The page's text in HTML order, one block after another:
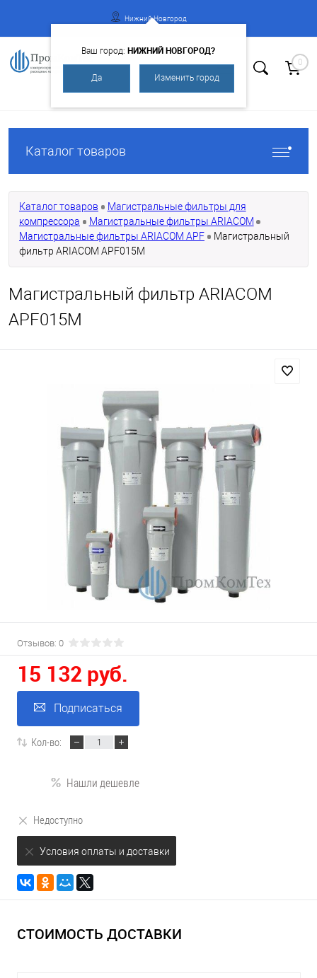
Нижний Новгород
Ваш город: НИЖНИЙ НОВГОРОД?
Да Изменить город
0
Каталог товаров
Каталог товаров
Магистральные фильтры для
компрессора
Магистральные фильтры ARIACOM
Магистральные фильтры ARIACOM APF
Магистральный
фильтр ARIACOM APF015М
Магистральный фильтр ARIACOM
APF015М
Отзывов: 0
15 132 руб.
Подписаться
Кол-во:
Нашли дешевле
Недоступно
Условия оплаты и доставки
СТОИМОСТЬ ДОСТАВКИ